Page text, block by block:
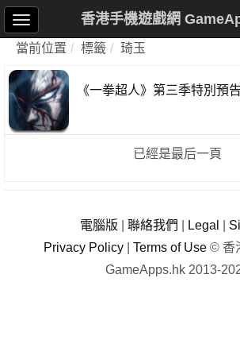
香港手機遊戲網
當前位置 標籤 琦玉
《一拳超人》第三季特別預
已經是最后一頁
電腦版 聯絡我們 Legal
Privacy Policy
Terms of Use © 香
GameApps.hk 2013-